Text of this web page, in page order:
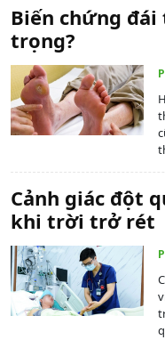
Biến chứng
trọng?
Cảnh giác đột
khi trời trở rét